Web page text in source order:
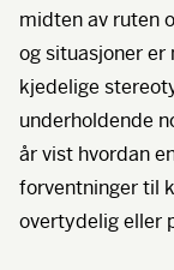
midten av ruten
og situasjoner er
kjedelige
underholdende
år vist hvordan
forventninger til
overtydelig eller